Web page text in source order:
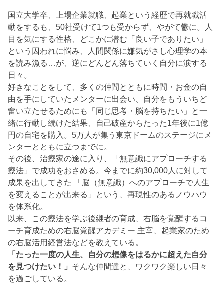
国立大学卒、上場企業就職、起業という経歴で再就職活
動をするも、50社受けて1つも受からず、やがて鬱に。人
目を気にする性格、どこかに潜む「良い子でありたい」
という囚われに悩み、人間関係に嫌気がさし心理学の本
を読み漁る…が、逆にどんどん落ちていく自分に涙する
日々。
好きなことをして、多くの仲間とともに時間・お金の自
由を手にしていたメンターに出会い、自分をもういちど
奮い立たせるためにも「同じ思考・脳を持ちたい」と一
緒に行動し続けた結果、自己破産からたった1年後に1億
円の自宅を購入。5万人が集う東京ドームのステージにメ
ンターとともに立つまでに。
その後、治療家の途に入り、「無意識にアプローチする
療法」で成功をおさめる。今までに約30,000人に対して
成果を出してきた 「脳（無意識）へのアプローチで人生
を変えることが出来る」という、再現性のあるノウハウ
を体系化。
以来、この療法を学ぶ後継者の育成、右脳を覚醒するコ
ーチ育成ための右脳覚醒アカデミー 主宰、起業家のため
の右脳活用経営法などを教えている。
「たった一度の人生、自分の想像をはるかに超えた自分
を見つけたい！」 そんな仲間達と、ワクワク楽しい日々
を過ごしている。